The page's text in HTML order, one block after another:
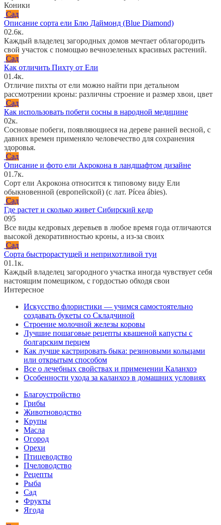
Коники
Сад
Описание сорта ели Блю Даймонд (Blue Diamond)
02.6к.
Каждый владелец загородных домов мечтает облагородить
свой участок с помощью вечнозеленых красивых растений.
Сад
Как отличить Пихту от Ели
01.4к.
Отличие пихты от ели можно найти при детальном
рассмотрении кроны: различны строение и размер хвои, цвет
Сад
Как использовать побеги сосны в народной медицине
02к.
Сосновые побеги, появляющиеся на дереве ранней весной, с
давних времен применяло человечество для сохранения
здоровья.
Сад
Описание и фото ели Акрокона в ландшафтом дизайне
01.7к.
Сорт ели Акрокона относится к типовому виду Ели
обыкновенной (европейской) (с лат. Pícea ábies).
Сад
Где растет и сколько живет Сибирский кедр
095
Все виды кедровых деревьев в любое время года отличаются
высокой декоративностью кроны, а из-за своих
Сад
Сорта быстрорастущей и неприхотливой туи
01.1к.
Каждый владелец загородного участка иногда чувствует себя
настоящим помещиком, с гордостью обходя свои
Интересное
Искусство флористики — учимся самостоятельно
создавать букеты со Складчиной
Строение молочной железы коровы
Лучшие пошаговые рецепты квашеной капусты с
болгарским перцем
Как лучше кастрировать быка: резиновыми кольцами
или открытым способом
Все о лечебных свойствах и применении Каланхоэ
Особенности ухода за каланхоэ в домашних условиях
Благоустройство
Грибы
Животноводство
Крупы
Масла
Огород
Орехи
Птицеводство
Пчеловодство
Рецепты
Рыба
Сад
Фрукты
Ягода